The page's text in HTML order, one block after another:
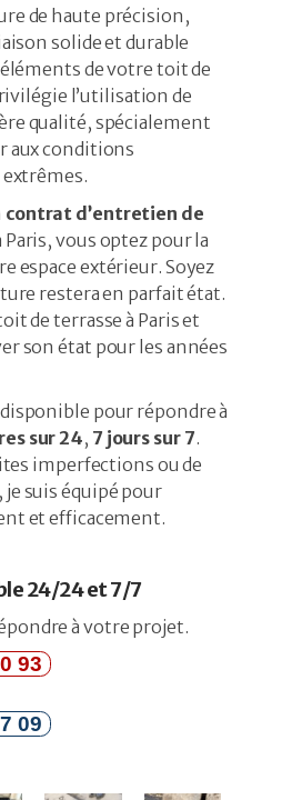
de haute précision,
solide et durable
de votre toit de
l’utilisation de
qualité, spécialement
aux conditions
contrat d’entretien de
Paris, vous optez pour la
espace extérieur. Soyez
restera en parfait état.
de terrasse à Paris et
son état pour les années
pour répondre à
sur 24, 7 jours sur 7.
imperfections ou de
suis équipé pour
et efficacement.
24/24 et 7/7
à votre projet.
93
09